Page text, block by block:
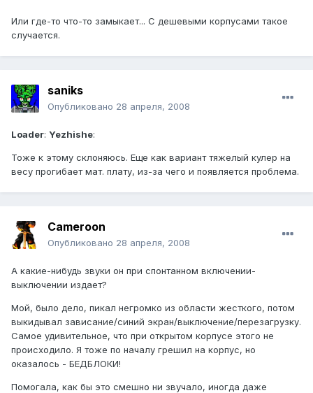
Или где-то что-то замыкает... С дешевыми корпусами такое
случается.
saniks
Опубликовано 28 апреля, 2008
Loader: Yezhishe:
Тоже к этому склоняюсь. Еще как вариант тяжелый кулер на
весу прогибает мат. плату, из-за чего и появляется проблема.
Cameroon
Опубликовано 28 апреля, 2008
А какие-нибудь звуки он при спонтанном включении-
выключении издает?
Мой, было дело, пикал негромко из области жесткого, потом
выкидывал зависание/синий экран/выключение/перезагрузку.
Самое удивительное, что при открытом корпусе этого не
происходило. Я тоже по началу грешил на корпус, но
оказалось - БЕДБЛОКИ!
Помогала, как бы это смешно ни звучало, иногда даже